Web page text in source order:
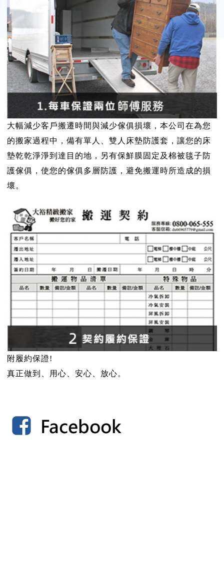
大幅減少客戶搬遷時間與減少傢俱損壞，本公司在為您
的搬家過程中，備有單人、雙人床墊防護套，讓您的床
墊乾乾淨淨到達目的地，另有保鮮膜固定及棉被毯子防
護傢俱，使您的傢俱多層防護，避免搬運時所造成的損
壞。
附履約保證!
真正做到、用心、安心、放心。